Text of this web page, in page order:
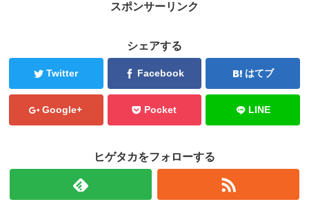
スポンサーリンク
シェアする
Twitter Facebook はてブ
Google+ Pocket LINE
ヒゲタカをフォローする